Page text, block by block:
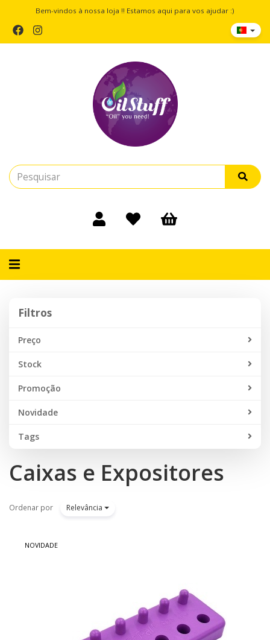
Bem-vindos à nossa loja !! Estamos aqui para vos ajudar :)
Alternar
Filtros
Preço
Stock
Promoção
Novidade
Tags
Caixas e Expositores
Ordenar por Relevância
NOVIDADE